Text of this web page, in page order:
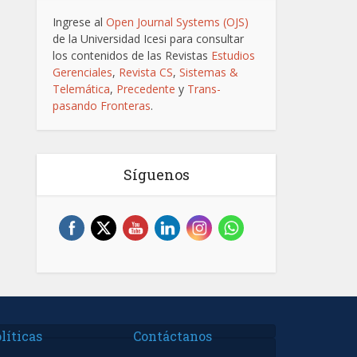
Ingrese al Open Journal Systems (OJS)
de la Universidad Icesi para consultar
los contenidos de las Revistas Estudios
Gerenciales, Revista CS, Sistemas &
Telemática, Precedente y Trans-
pasando Fronteras.
Síguenos
Contáctanos